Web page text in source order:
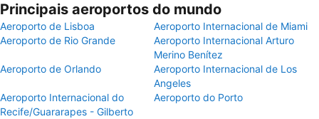
Principais aeroportos do mundo
Aeroporto de Lisboa
Aeroporto Internacional de Miami
Aeroporto de Rio Grande
Aeroporto Internacional Arturo
Merino Benítez
Aeroporto de Orlando
Aeroporto Internacional de Los
Angeles
Aeroporto Internacional do
Recife/Guararapes - Gilberto
Aeroporto do Porto